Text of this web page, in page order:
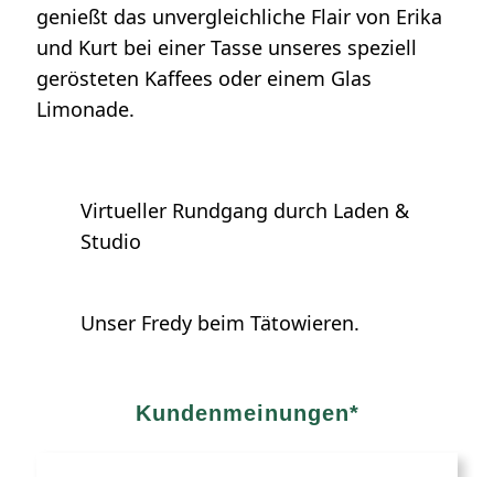
genießt das unvergleichliche Flair von Erika
und Kurt bei einer Tasse unseres speziell
gerösteten Kaffees oder einem Glas
Limonade.
Virtueller Rundgang durch Laden &
Studio
Unser Fredy beim Tätowieren.
Kundenmeinungen*